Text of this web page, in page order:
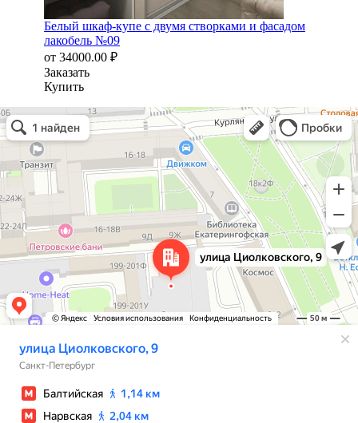
Белый шкаф-купе с двумя створками и фасадом
лакобель №09
от 34000.00 ₽
Заказать
Купить